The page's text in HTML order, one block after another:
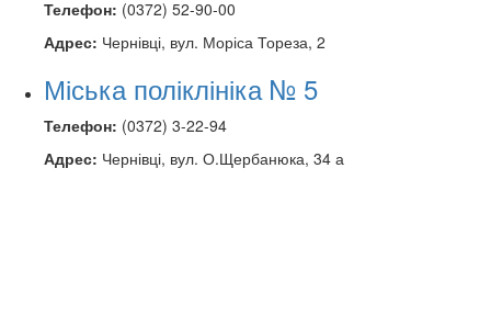
Телефон: (0372) 52-90-00
Адрес: Чернівці, вул. Моріса Тореза, 2
Міська поліклініка № 5
Телефон: (0372) 3-22-94
Адрес: Чернівці, вул. О.Щербанюка, 34 а